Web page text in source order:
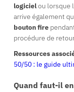
logicielou lorsque
arrive également
bouton fire
procédure de
Ressources
50/50 : le guide
Quand faut-il